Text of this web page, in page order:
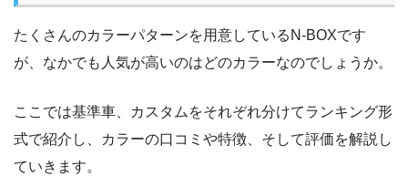
たくさんのカラーパターンを用意しているN-BOXです
が、なかでも人気が高いのはどのカラーなのでしょうか。
ここでは基準車、カスタムをそれぞれ分けてランキング形
式で紹介し、カラーの口コミや特徴、そして評価を解説し
ていきます。